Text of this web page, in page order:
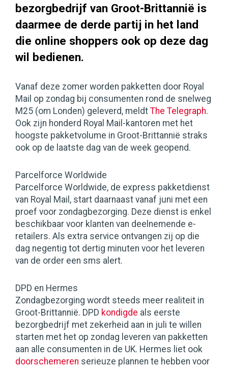
bezorgbedrijf van Groot-Brittannië is
daarmee de derde partij in het land
die online shoppers ook op deze dag
wil bedienen.
Vanaf deze zomer worden pakketten door Royal
Mail op zondag bij consumenten rond de snelweg
M25 (om Londen) geleverd, meldt The Telegraph.
Ook zijn honderd Royal Mail-kantoren met het
hoogste pakketvolume in Groot-Brittannië straks
ook op de laatste dag van de week geopend.
Parcelforce Worldwide
Parcelforce Worldwide, de express pakketdienst
van Royal Mail, start daarnaast vanaf juni met een
proef voor zondagbezorging. Deze dienst is enkel
beschikbaar voor klanten van deelnemende e-
retailers. Als extra service ontvangen zij op die
dag negentig tot dertig minuten voor het leveren
van de order een sms alert.
DPD en Hermes
Zondagbezorging wordt steeds meer realiteit in
Groot-Brittannië. DPD kondigde als eerste
bezorgbedrijf met zekerheid aan in juli te willen
starten met het op zondag leveren van pakketten
aan alle consumenten in de UK. Hermes liet ook
doorschemeren serieuze plannen te hebben voor